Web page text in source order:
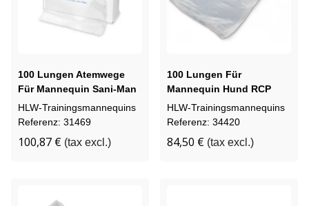
100 Lungen Atemwege
Für Mannequin Sani-Man
HLW-Trainingsmannequins
Referenz: 31469
100,87 € (tax excl.)
100 Lungen Für
Mannequin Hund RCP
Casper
HLW-Trainingsmannequins
Referenz: 34420
84,50 € (tax excl.)